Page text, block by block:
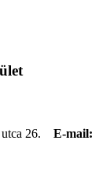
utca 26. E-mail: